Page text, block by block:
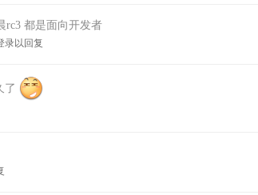
rc3 都是面向开发者
录以回复
了